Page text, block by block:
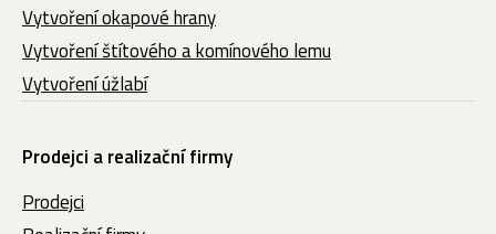
Vytvoření okapové hrany
Vytvoření štítového a komínového lemu
Vytvoření úžlabí
Prodejci a realizační firmy
Prodejci